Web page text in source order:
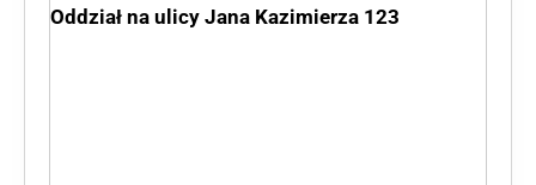
Oddział na ulicy Jana Kazimierza 123